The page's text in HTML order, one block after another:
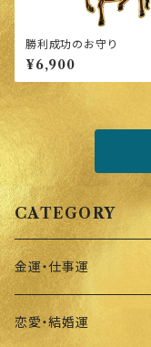
勝利成功のお守り
¥6,900
CATEGORY
金運・仕事運
恋愛・結婚運